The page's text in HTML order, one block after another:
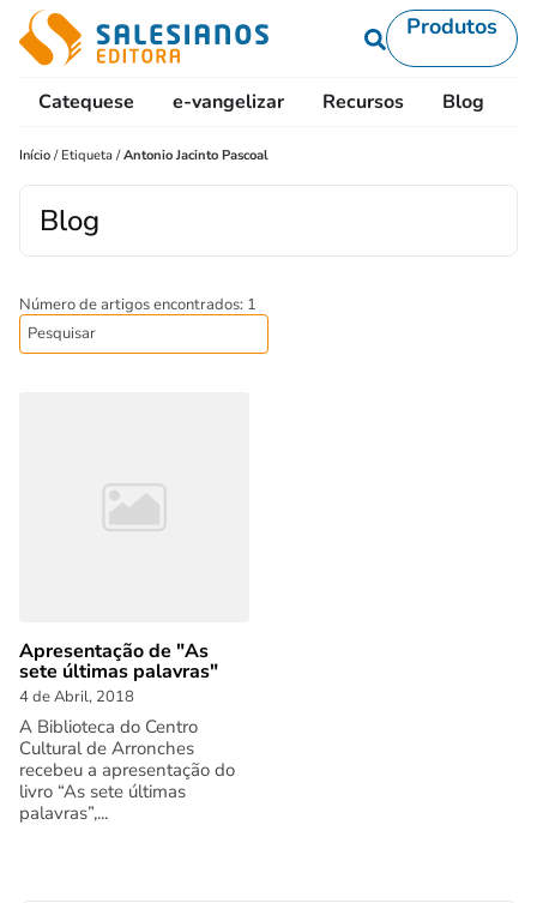
Produtos
Catequese e-vangelizar Recursos Blog
Início / Etiqueta /Antonio Jacinto Pascoal
Blog
Número de artigos encontrados: 1
Apresentação de "As
sete últimas palavras"
4 de Abril, 2018
A Biblioteca do Centro
Cultural de Arronches
recebeu a apresentação do
livro “As sete últimas
palavras”,...